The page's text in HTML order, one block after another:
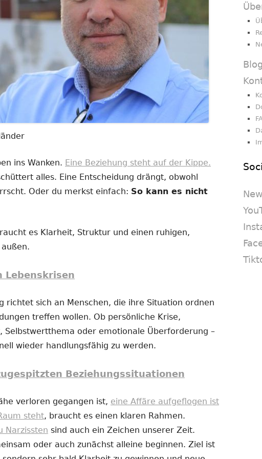
ins Wanken. Eine Beziehung steht auf der Kippe.
alles. Eine Entscheidung drängt, obwohl
Oder du merkst einfach: So kann es nicht
es Klarheit, Struktur und einen ruhigen,
Lebenskrisen
richtet sich an Menschen, die ihre Situation ordnen
treffen wollen. Ob persönliche Krise,
Selbstwertthema oder emotionale Überforderung –
wieder handlungsfähig zu werden.
Beziehungssituationen
verloren gegangen ist, eine Affäre aufgeflogen ist
steht, braucht es einen klaren Rahmen.
Narzissten sind auch ein Zeichen unserer Zeit.
oder auch zunächst alleine beginnen. Ziel ist
Blog